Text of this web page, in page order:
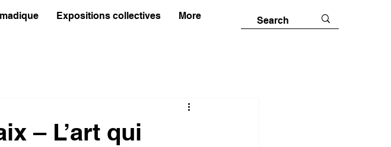
Expositions collectives More
– L’art qui